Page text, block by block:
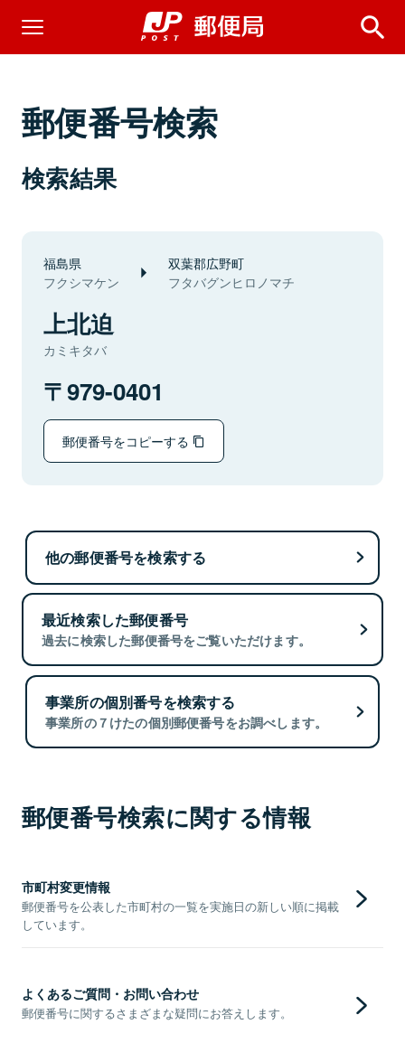
郵便番号検索
検索結果
福島県
フクシマケン
双葉郡広野町
フタバグンヒロノマチ
上北迫
カミキタバ
979-0401
郵便番号をコピーする
他の郵便番号を検索する
最近検索した郵便番号
過去に検索した郵便番号をご覧いただけます。
事業所の個別番号を検索する
事業所の７けたの個別郵便番号をお調べします。
郵便番号検索に関する情報
市町村変更情報
郵便番号を公表した市町村の一覧を実施日の新しい順に掲載
しています。
よくあるご質問・お問い合わせ
郵便番号に関するさまざまな疑問にお答えします。